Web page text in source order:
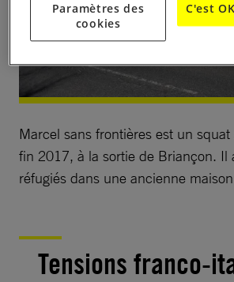
Marcel sans frontières est un
fin 2017, à la sortie de Briançon. Il
réfugiés dans une ancienne
Tensions franco-
Paramètres des
cookies
C'est